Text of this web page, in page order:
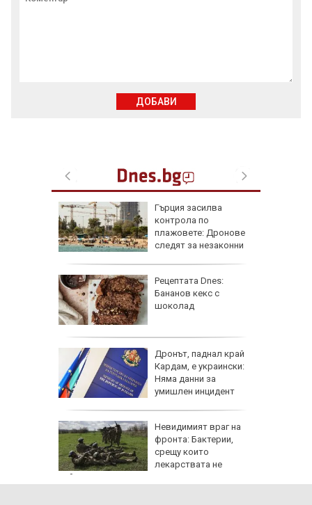
Гърция засилва
контрола по
плажовете: Дронове
следят за незаконни
Рецептата Dnes:
Бананов кекс с
шоколад
Дронът, паднал край
Кардам, е украински:
Няма данни за
умишлен инцидент
Невидимият враг на
фронта: Бактерии,
срещу които
лекарствата не
действат
ДОБАВИ